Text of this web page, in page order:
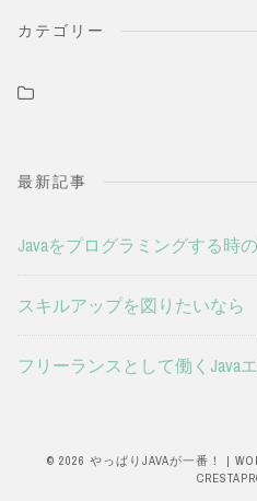
カテゴリー
最新記事
Javaをプログラミングする時
スキルアップを図りたいなら
フリーランスとして働くJava
© 2026 やっぱりJAVAが一番！ |